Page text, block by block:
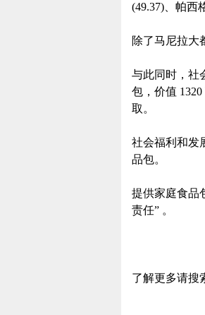
(49.37)、帕西
除了马尼拉大
与此同时，社
包，价值
取。
社会福利和发
品包。
提供家庭食品
责任” 。
了解更多请搜